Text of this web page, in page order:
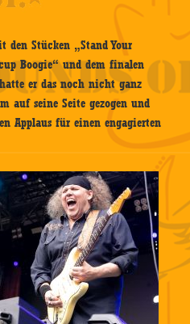
den Stücken „Stand Your
Boogie“ und dem finalen
er das noch nicht ganz
auf seine Seite gezogen und
Applaus für einen engagierten